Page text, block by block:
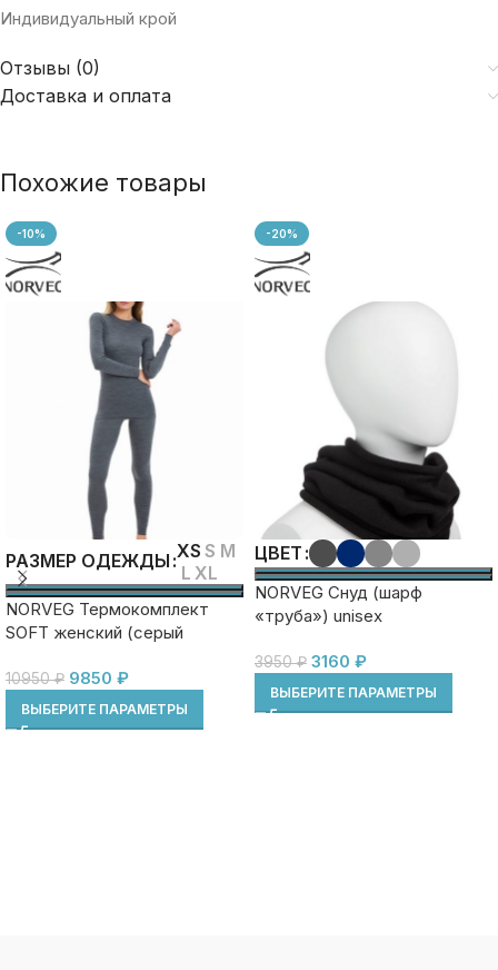
Индивидуальный крой
Отзывы (0)
Доставка и оплата
Похожие товары
-10%
РАЗМЕР ОДЕЖДЫ XS S M
L XL
NORVEG Термокомплект
SOFT женский (серый
10950₽ 9850 ₽
ВЫБЕРИТЕ ПАРАМЕТРЫ
-20%
ЦВЕТ
NORVEG Снуд (шарф
«труба») unisex
3950₽ 3160 ₽
ВЫБЕРИТЕ ПАРАМЕТРЫ